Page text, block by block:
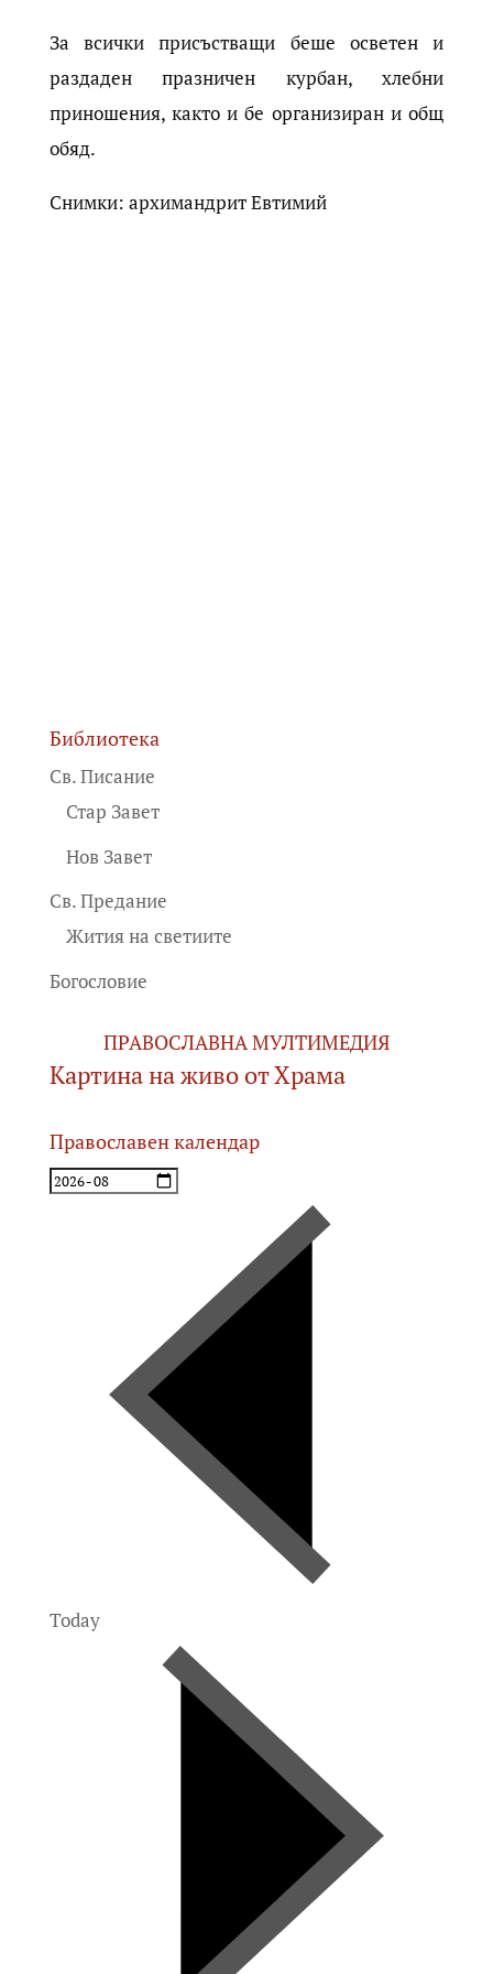
За всички присъстващи беше осветен и
раздаден празничен курбан, хлебни
приношения, както и бе организиран и общ
обяд.
Снимки: архимандрит Евтимий
Библиотека
Св. Писание
Стар Завет
Нов Завет
Св. Предание
Жития на светиите
Богословие
ПРАВОСЛАВНА МУЛТИМЕДИЯ
Картина на живо от Храма
Православен календар
Today